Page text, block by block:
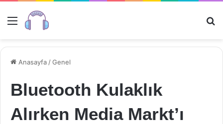
Menü
Anasayfa /Genel
Bluetooth Kulaklık
Alırken Media Markt’ı